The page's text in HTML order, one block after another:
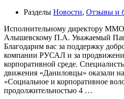
Разделы Новости, Отзывы и
Исполнительному директору
Алышевскому П.А. Уважаемый
Благодарим вас за поддержку
компании РУСАЛ и за
корпоративной среде.
движения «Даниловцы» оказали
«Социальное и корпоративное
продолжительностью 4 …